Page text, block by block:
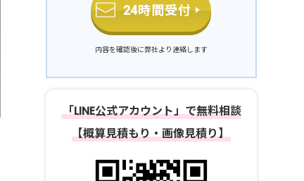
24時間受付
内容を確認後に弊社より連絡します
「LINE公式アカウント」で無料相談
【概算見積もり・画像見積り】